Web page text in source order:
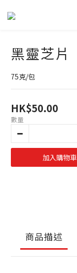
黑靈芝片
75克/包
HK$50.00
數量
加入購物車
商品描述